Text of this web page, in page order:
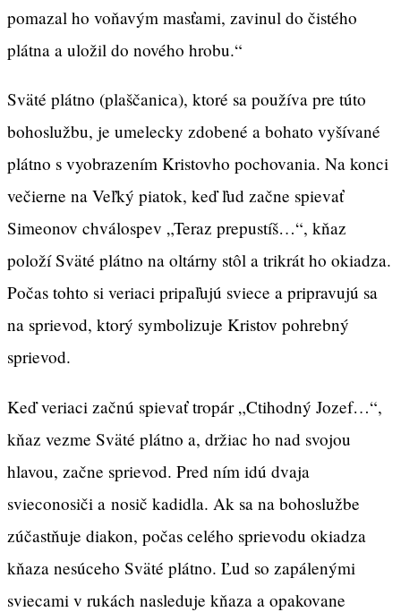
pomazal ho voňavým masťami, zavinul do čistého
plátna a uložil do nového hrobu.“
Sväté plátno (plaščanica), ktoré sa používa pre túto
bohoslužbu, je umelecky zdobené a bohato vyšívané
plátno s vyobrazením Kristovho pochovania. Na konci
večierne na Veľký piatok, keď ľud začne spievať
Simeonov chválospev „Teraz prepustíš…“, kňaz
položí Sväté plátno na oltárny stôl a trikrát ho okiadza.
Počas tohto si veriaci pripaľujú sviece a pripravujú sa
na sprievod, ktorý symbolizuje Kristov pohrebný
sprievod.
Keď veriaci začnú spievať tropár „Ctihodný Jozef…“,
kňaz vezme Sväté plátno a, držiac ho nad svojou
hlavou, začne sprievod. Pred ním idú dvaja
svieconosiči a nosič kadidla. Ak sa na bohoslužbe
zúčastňuje diakon, počas celého sprievodu okiadza
kňaza nesúceho Sväté plátno. Ľud so zapálenými
sviecami v rukách nasleduje kňaza a opakovane